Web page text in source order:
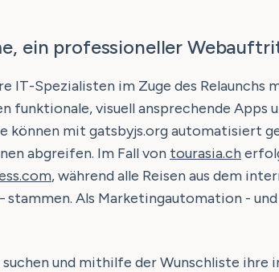
ein professioneller
IT-Spezialisten im Zuge des
visuell ansprechende Apps
können mit gatsbyjs.org automatisiert
abgreifen. Im Fall von tourasia.ch
, während alle Reisen aus dem
Als Marketingautomation -
und mithilfe der Wunschliste ihre